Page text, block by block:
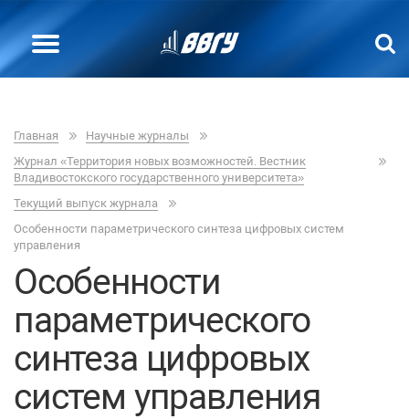
Главная
Научные журналы
Журнал «Территория новых возможностей. Вестник
Владивостокского государственного университета»
Текущий выпуск журнала
Особенности параметрического синтеза цифровых систем
управления
Особенности
параметрического
синтеза цифровых
систем управления